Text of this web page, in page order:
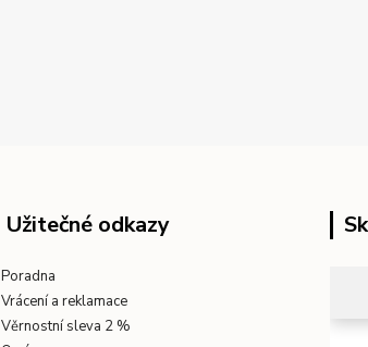
Užitečné odkazy
Poradna
Vrácení a reklamace
Věrnostní sleva 2 %